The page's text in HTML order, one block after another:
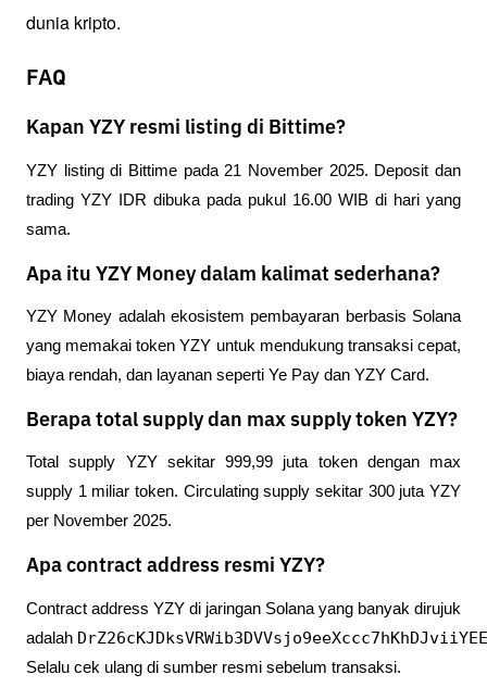
dunia kripto.
FAQ
Kapan YZY resmi listing di Bittime?
YZY listing di Bittime pada 21 November 2025. Deposit dan
trading YZY IDR dibuka pada pukul 16.00 WIB di hari yang
sama.
Apa itu YZY Money dalam kalimat sederhana?
YZY Money adalah ekosistem pembayaran berbasis Solana
yang memakai token YZY untuk mendukung transaksi cepat,
biaya rendah, dan layanan seperti Ye Pay dan YZY Card.
Berapa total supply dan max supply token YZY?
Total supply YZY sekitar 999,99 juta token dengan max
supply 1 miliar token. Circulating supply sekitar 300 juta YZY
per November 2025.
Apa contract address resmi YZY?
Contract address YZY di jaringan Solana yang banyak dirujuk
adalah
Selalu cek ulang di sumber resmi sebelum transaksi.